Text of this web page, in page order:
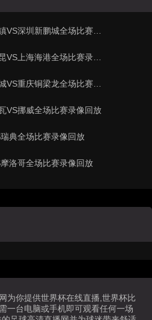
圳新鹏城全场比赛录像回放
上海海港全场比赛录像回放
庆铜梁龙全场比赛录像回放
VS挪威全场比赛录像回放
典全场比赛录像回放
洛哥全场比赛录像回放
为你提供世界杯在线直播,世界杯比
一台电脑或手机即可观看任何一场